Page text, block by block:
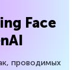
Face
проводимых